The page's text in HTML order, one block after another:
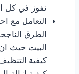
نفوز في كل
التعامل مع
الطرق
البيت حيث
كيفية